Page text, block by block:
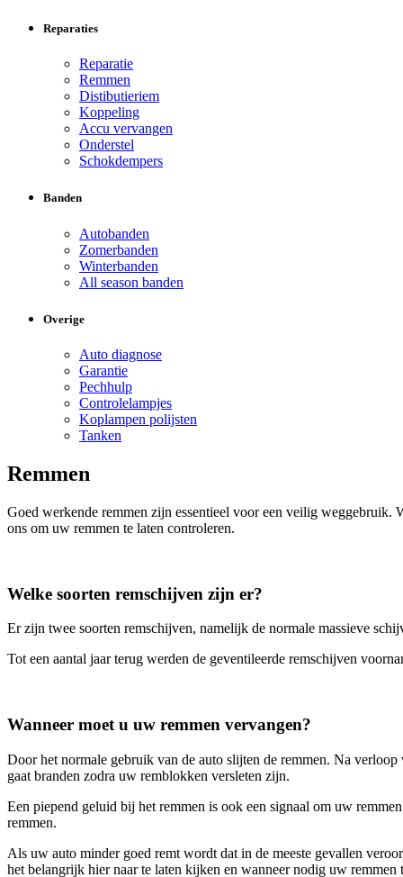
Reparaties
Reparatie
Remmen
Distibutieriem
Koppeling
Accu vervangen
Onderstel
Schokdempers
Banden
Autobanden
Zomerbanden
Winterbanden
All season banden
Overige
Auto diagnose
Garantie
Pechhulp
Controlelampjes
Koplampen polijsten
Tanken
Remmen
Goed werkende remmen zijn essentieel voor een veilig weggebruik.
ons om uw remmen te laten controleren.
Welke soorten remschijven zijn er?
Er zijn twee soorten remschijven, namelijk de normale massieve
Tot een aantal jaar terug werden de geventileerde remschijven
Wanneer moet u uw remmen vervangen?
Door het normale gebruik van de auto slijten de remmen. Na
gaat branden zodra uw remblokken versleten zijn.
Een piepend geluid bij het remmen is ook een signaal om uw
remmen.
Als uw auto minder goed remt wordt dat in de meeste gevallen
het belangrijk hier naar te laten kijken en wanneer nodig uw remmen